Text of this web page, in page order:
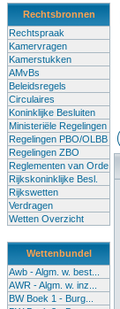
Rechtsbronnen
Rechtspraak
Kamervragen
Kamerstukken
AMvBs
Beleidsregels
Circulaires
Koninklijke Besluiten
Ministeriële Regelingen
Regelingen PBO/OLBB
Regelingen ZBO
Reglementen van Orde
Rijkskoninklijke Besl.
Rijkswetten
Verdragen
Wetten Overzicht
Wettenbundel
Awb - Algm. w. best...
AWR - Algm. w. inz...
BW Boek 1 - Burg...